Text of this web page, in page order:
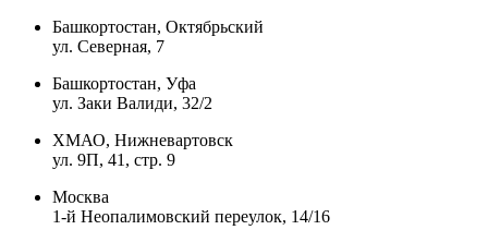
Башкортостан, Октябрьский
ул. Северная, 7
Башкортостан, Уфа
ул. Заки Валиди, 32/2
ХМАО, Нижневартовск
ул. 9П, 41, стр. 9
Москва
1-й Неопалимовский переулок, 14/16